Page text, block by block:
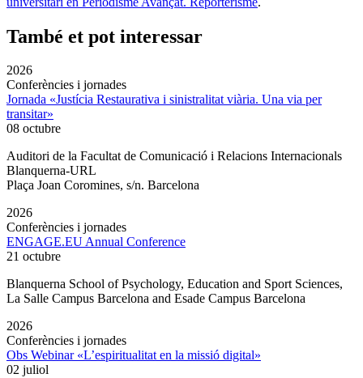
També et pot interessar
2026
Conferències i jornades
Jornada «Justícia Restaurativa i sinistralitat viària. Una via per
transitar»
08 octubre
Auditori de la Facultat de Comunicació i Relacions Internacionals
Blanquerna-URL
Plaça Joan Coromines, s/n. Barcelona
2026
Conferències i jornades
ENGAGE.EU Annual Conference
21 octubre
Blanquerna School of Psychology, Education and Sport Sciences,
La Salle Campus Barcelona and Esade Campus Barcelona
2026
Conferències i jornades
Obs Webinar «L’espiritualitat en la missió digital»
02 juliol